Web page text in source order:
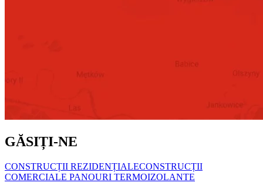
GĂSIȚI-NE
CONSTRUCȚII REZIDENȚIALECONSTRUCȚII
COMERCIALE PANOURI TERMOIZOLANTE